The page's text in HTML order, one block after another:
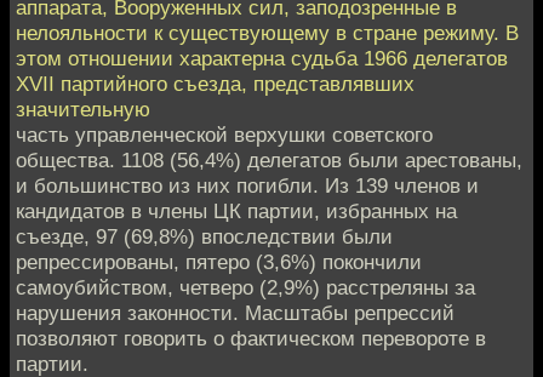
аппарата, Вооруженных сил, заподозренные в
нелояльности к существующему в стране режиму. В
этом отношении характерна судьба 1966 делегатов
XVII партийного съезда, представлявших
значительную
часть управленческой верхушки советского
общества. 1108 (56,4%) делегатов были арестованы,
и большинство из них погибли. Из 139 членов и
кандидатов в члены ЦК партии, избранных на
съезде, 97 (69,8%) впоследствии были
репрессированы, пятеро (3,6%) покончили
самоубийством, четверо (2,9%) расстреляны за
нарушения законности. Масштабы репрессий
позволяют говорить о фактическом перевороте в
партии.